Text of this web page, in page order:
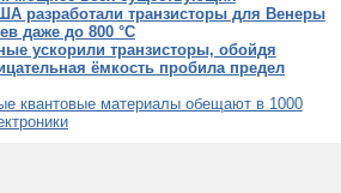
разработали транзисторы для Венеры
даже до 800 °C
ускорили транзисторы, обойдя
ёмкость пробила предел
квантовые материалы обещают в 1000